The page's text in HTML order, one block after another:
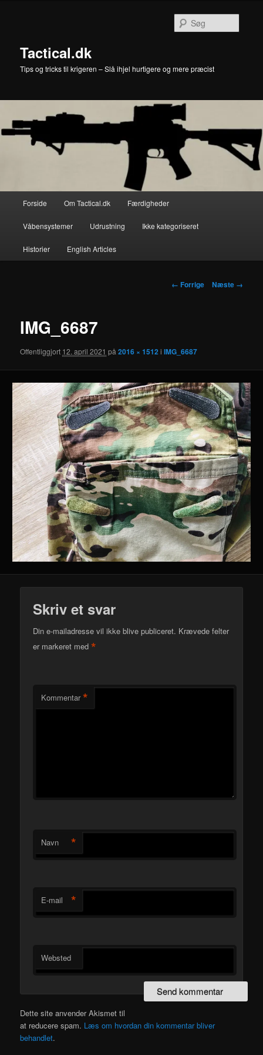
Tactical.dk
Tips og tricks til krigeren – Slå ihjel hurtigere og mere præcist
Forside Om Tactical.dk Færdigheder
Våbensystemer Udrustning Ikke kategoriseret
Historier English Articles
Billednavigation
← Forrige Næste →
IMG_6687
Offentliggjort 12. april 2021 på2016 × 1512iIMG_6687
Skriv et svar
Din e-mailadresse vil ikke blive publiceret. Krævede felter
er markeret med*
Kommentar *
Navn *
E-mail *
Websted
Dette site anvender Akismet til
at reducere spam. Læs om hvordan din kommentar bliver
behandlet.